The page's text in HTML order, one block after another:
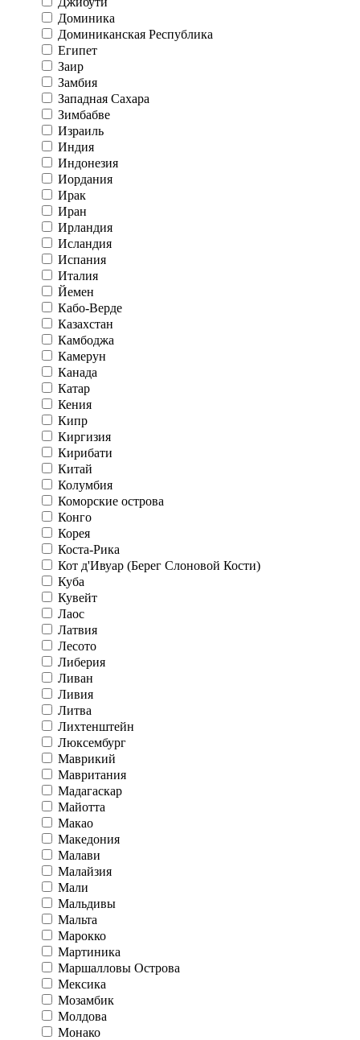
Доминика
Доминиканская Республика
Египет
Заир
Замбия
Западная Сахара
Зимбабве
Израиль
Индия
Индонезия
Иордания
Ирак
Иран
Ирландия
Исландия
Испания
Италия
Йемен
Кабо-Верде
Казахстан
Камбоджа
Камерун
Канада
Катар
Кения
Кипр
Киргизия
Кирибати
Китай
Колумбия
Коморские острова
Конго
Корея
Коста-Рика
Кот д'Ивуар (Берег Слоновой Кости)
Куба
Кувейт
Лаос
Латвия
Лесото
Либерия
Ливан
Ливия
Литва
Лихтенштейн
Люксембург
Маврикий
Мавритания
Мадагаскар
Майотта
Макао
Македония
Малави
Малайзия
Мали
Мальдивы
Мальта
Марокко
Мартиника
Маршалловы Острова
Мексика
Мозамбик
Молдова
Монако